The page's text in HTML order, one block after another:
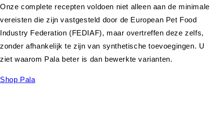
Onze complete recepten voldoen niet alleen aan de minimale
vereisten die zijn vastgesteld door de European Pet Food
Industry Federation (FEDIAF), maar overtreffen deze zelfs,
zonder afhankelijk te zijn van synthetische toevoegingen. U
ziet waarom Pala beter is dan bewerkte varianten.
Shop Pala